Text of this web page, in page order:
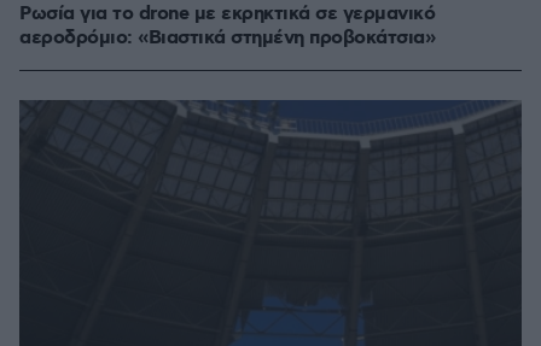
Ρωσία για το drone με εκρηκτικά σε γερμανικό
αεροδρόμιο: «Βιαστικά στημένη προβοκάτσια»